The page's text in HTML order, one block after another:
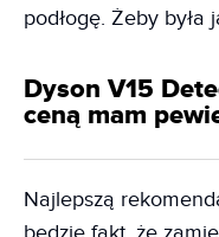
podłogę. Żeby była
Dyson V15
ceną mam
Najlepszą